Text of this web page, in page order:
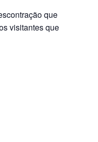
que
visitantes que